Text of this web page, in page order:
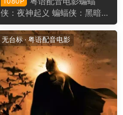
侠：夜神起义 蝙蝠侠：黑暗骑
士崛起 黑暗骑士：黎明升起
蝙蝠侠前传3：黑暗骑士崛起
The Dark Knight Rises
无台标·粤语配音电影